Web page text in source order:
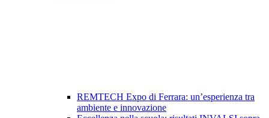
REMTECH Expo di Ferrara: un’esperienza tra
ambiente e innovazione